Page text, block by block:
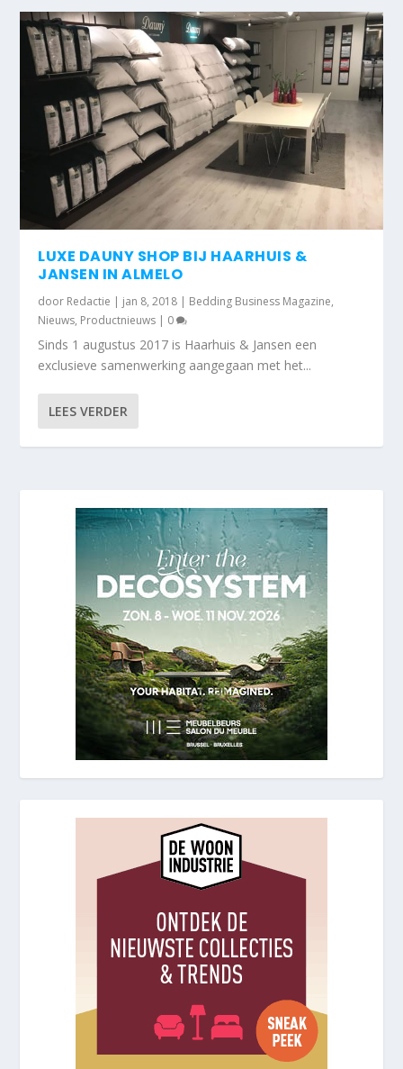
LUXE DAUNY SHOP BIJ HAARHUIS &
JANSEN IN ALMELO
door Redactie | jan 8, 2018 | Bedding Business Magazine,
Nieuws, Productnieuws | 0
Sinds 1 augustus 2017 is Haarhuis & Jansen een
exclusieve samenwerking aangegaan met het...
LEES VERDER